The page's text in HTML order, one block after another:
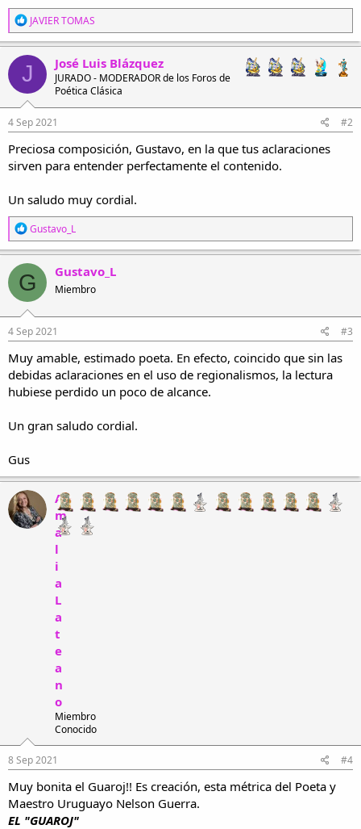
R
e
a
c
c
i
o
n
e
s
:
JAVIER TOMAS
J José Luis Blázquez
JURADO - MODERADOR de los Foros de
Poética Clásica
4 Sep 2021 #2
Preciosa composición, Gustavo, en la que tus aclaraciones
sirven para entender perfectamente el contenido.
Un saludo muy cordial.
R
e
a
c
c
i
o
n
e
s
:
Gustavo_L
G Gustavo_L
Miembro
4 Sep 2021 #3
Muy amable, estimado poeta. En efecto, coincido que sin las
debidas aclaraciones en el uso de regionalismos, la lectura
hubiese perdido un poco de alcance.
Un gran saludo cordial.
Gus
A
m
a
l
i
a
L
a
t
e
a
n
o
Miembro
Conocido
8 Sep 2021 #4
Muy bonita el Guaroj!! Es creación, esta métrica del Poeta y
Maestro Uruguayo Nelson Guerra.
EL "GUAROJ"